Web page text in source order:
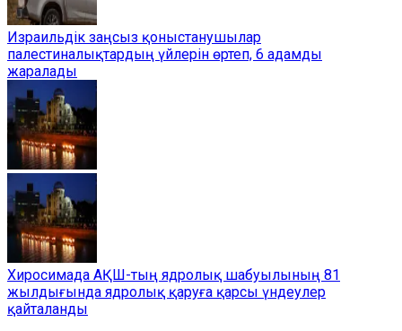
Израильдік заңсыз қоныстанушылар
палестиналықтардың үйлерін өртеп, 6 адамды
жаралады
Хиросимада АҚШ-тың ядролық шабуылының 81
жылдығында ядролық қаруға қарсы үндеулер
қайталанды